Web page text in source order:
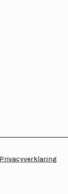
Privacyverklaring